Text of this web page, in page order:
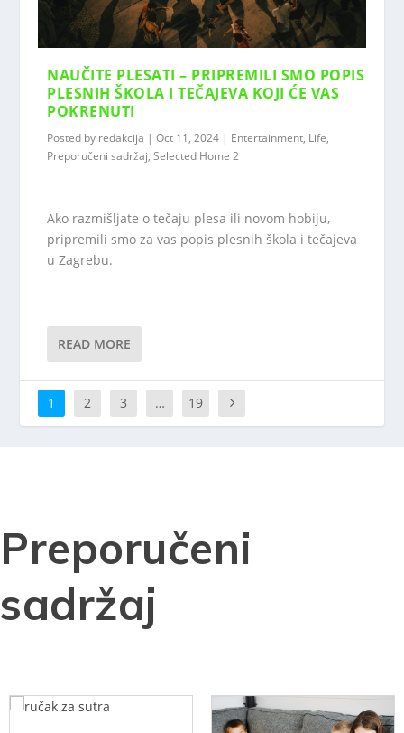
NAUČITE PLESATI – PRIPREMILI SMO POPIS
PLESNIH ŠKOLA I TEČAJEVA KOJI ĆE VAS
POKRENUTI
Posted by redakcija |Oct 11, 2024 | Entertainment, Life,
Preporučeni sadržaj,Selected Home 2
Ako razmišljate o tečaju plesa ili novom hobiju,
pripremili smo za vas popis plesnih škola i tečajeva
u Zagrebu.
READ MORE
1 2 3 … 19
Preporučeni
sadržaj